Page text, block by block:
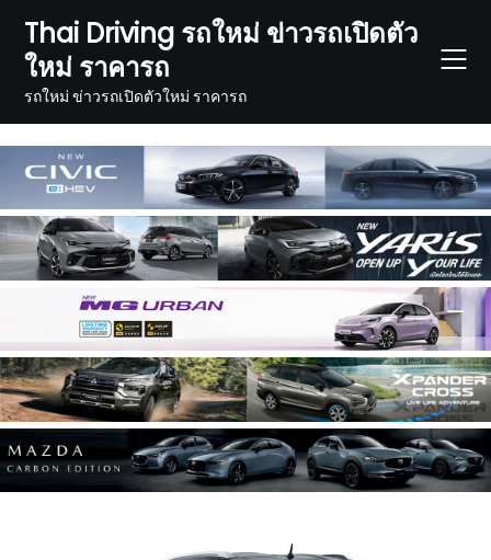
content
Thai Driving รถใหม่ ข่าวรถเปิดตัว
ใหม่ ราคารถ
รถใหม่ ข่าวรถเปิดตัวใหม่ ราคารถ